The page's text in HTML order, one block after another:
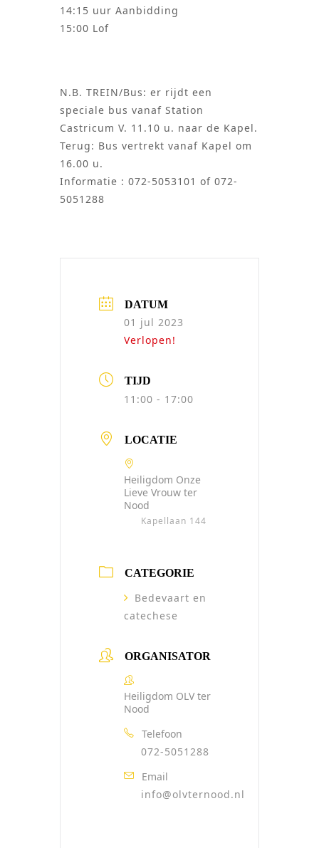
14:15 uur Aanbidding
15:00 Lof
N.B. TREIN/Bus: er rijdt een
speciale bus vanaf Station
Castricum V. 11.10 u. naar de Kapel.
Terug: Bus vertrekt vanaf Kapel om
16.00 u.
Informatie : 072-5053101 of 072-
5051288
DATUM
01 jul 2023
Verlopen!
TIJD
11:00 - 17:00
LOCATIE
Heiligdom Onze
Lieve Vrouw ter
Nood
Kapellaan 144
CATEGORIE
Bedevaart en
catechese
ORGANISATOR
Heiligdom OLV ter
Nood
Telefoon
072-5051288
Email
info@olvternood.nl